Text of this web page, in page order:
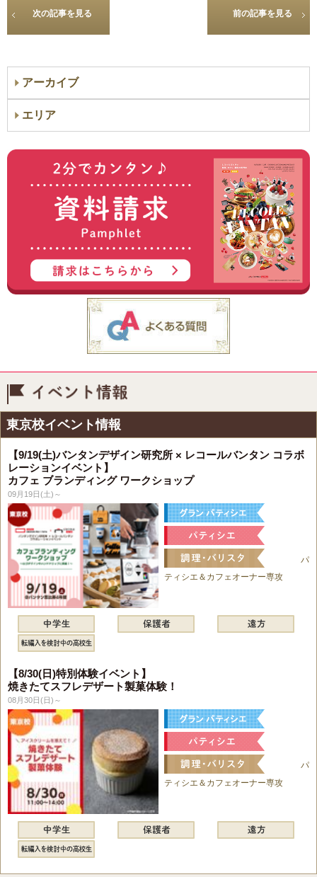
次の記事を見る 前の記事を見る
アーカイブ
エリア
東京校イベント情報
【9/19(土)バンタンデザイン研究所 × レコールバンタン コラボ
レーションイベント】
カフェ ブランディング ワークショップ
09月19日(土)～
パ
ティシエ＆カフェオーナー専攻
【8/30(日)特別体験イベント】
焼きたてスフレデザート製菓体験！
08月30日(日)～
パ
ティシエ＆カフェオーナー専攻